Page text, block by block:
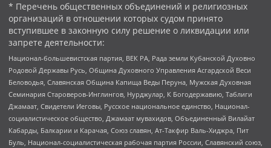
* Перечень общественных объединений и религиозных
организаций в отношении которых судом принято
вступившее в законную силу решение о ликвидации или
запрете деятельности:
Национал-большевистская партия, ВЕК РА, Рада земли Кубанской Духовно
Родовой Державы Русь, Община Духовного Управления Асгардской Веси
Беловодья, Славянская Община Капища Веды Перуна, Мужская Духовная
Семинария Староверов-Инглингов, Нурджулар, К Богодержавию, Таблиги
Джамаат, Свидетели Иеговы, Русское национальное единство, Национал-
социалистическое общество, Джамаат мувахидов, Объединенный Вилайат
Кабарды, Балкарии и Карачая, Союз славян, Ат-Такфир Валь-Хиджра, Пит
Буль, Национал-социалистическая рабочая партия России, Славянский союз,